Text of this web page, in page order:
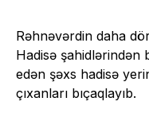
Rəhnəvərdin daha
Hadisə
edən şəxs hadisə
çıxanları bıçaqlayıb.